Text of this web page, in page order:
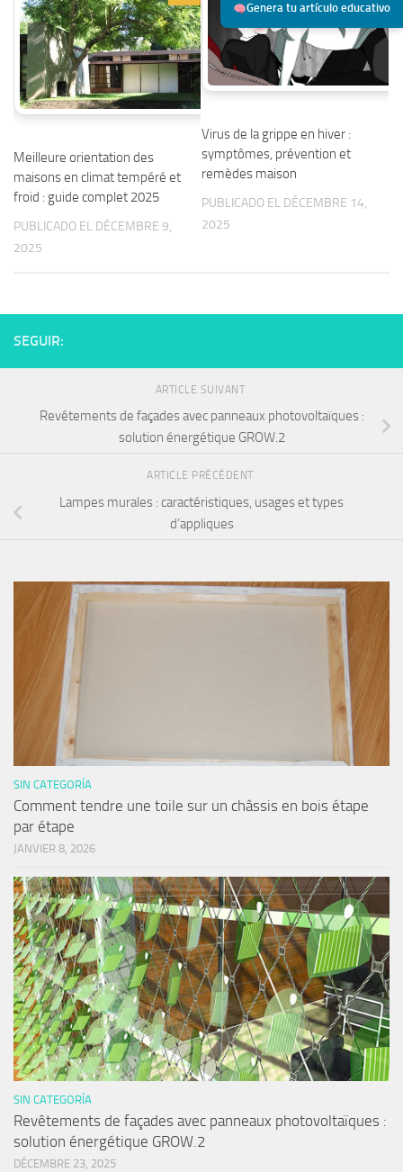
Genera tu artículo educativo
Meilleure orientation des
maisons en climat tempéré et
froid : guide complet 2025
PUBLICADO EL DÉCEMBRE 9,
2025
Virus de la grippe en hiver :
symptômes, prévention et
remèdes maison
PUBLICADO EL DÉCEMBRE 14,
2025
SEGUIR:
ARTICLE SUIVANT
Revêtements de façades avec panneaux photovoltaïques :
solution énergétique GROW.2
ARTICLE PRÉCÉDENT
Lampes murales : caractéristiques, usages et types
d’appliques
SIN CATEGORÍA
Comment tendre une toile sur un châssis en bois étape
par étape
JANVIER 8, 2026
SIN CATEGORÍA
Revêtements de façades avec panneaux photovoltaïques :
solution énergétique GROW.2
DÉCEMBRE 23, 2025